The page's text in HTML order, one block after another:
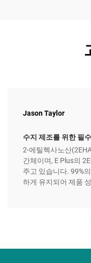
Jason Taylor
수지 제조를 위한 필
2-에틸헥사노산
간체이며, E Plus의
주고 있습니다. 99%
하게 유지되어 제품